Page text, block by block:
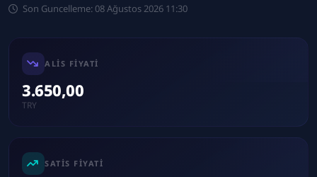
Son Guncelleme: 08 Ağustos 2026 11:30
ALIS FIYATI
3.650,00
TRY
SATIS FIYATI